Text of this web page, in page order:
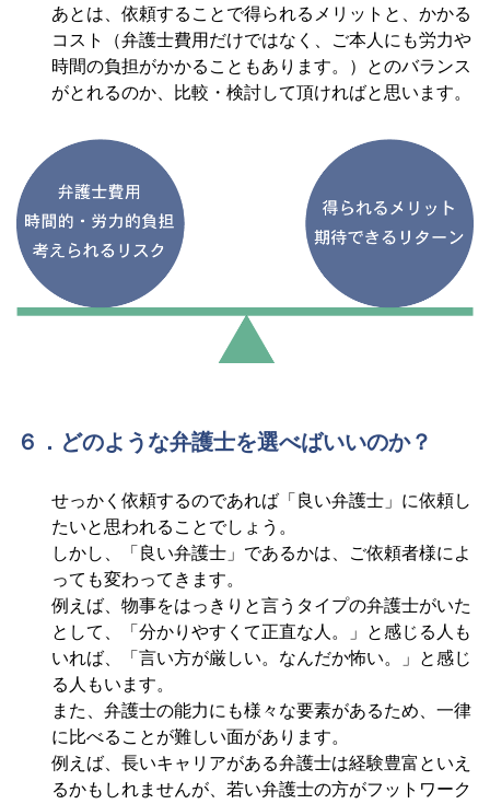
あとは、依頼することで得られるメリットと、かかる
コスト（弁護士費用だけではなく、ご本人にも労力や
時間の負担がかかることもあります。）とのバランス
がとれるのか、比較・検討して頂ければと思います。
６．どのような弁護士を選べばいいのか？
せっかく依頼するのであれば「良い弁護士」に依頼し
たいと思われることでしょう。
しかし、「良い弁護士」であるかは、ご依頼者様によ
っても変わってきます。
例えば、物事をはっきりと言うタイプの弁護士がいた
として、「分かりやすくて正直な人。」と感じる人も
いれば、「言い方が厳しい。なんだか怖い。」と感じ
る人もいます。
また、弁護士の能力にも様々な要素があるため、一律
に比べることが難しい面があります。
例えば、長いキャリアがある弁護士は経験豊富といえ
るかもしれませんが、若い弁護士の方がフットワーク